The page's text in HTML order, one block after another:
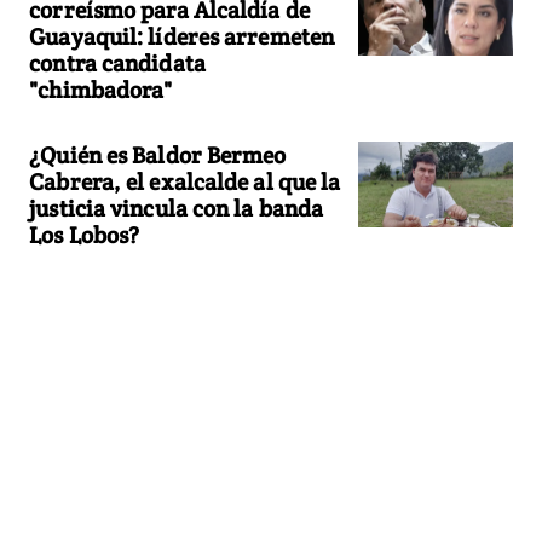
correísmo para Alcaldía de
Guayaquil: líderes arremeten
contra candidata
"chimbadora"
¿Quién es Baldor Bermeo
Cabrera, el exalcalde al que la
justicia vincula con la banda
Los Lobos?